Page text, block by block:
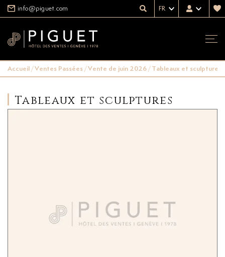
info@piguet.com FR
Accueil/Ventes Passées/Vente de juin 2026/Tableaux et sculptures
Tableaux et sculptures